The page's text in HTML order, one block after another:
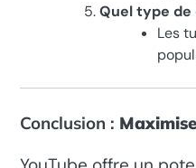
Quel type de
Les
Conclusion :